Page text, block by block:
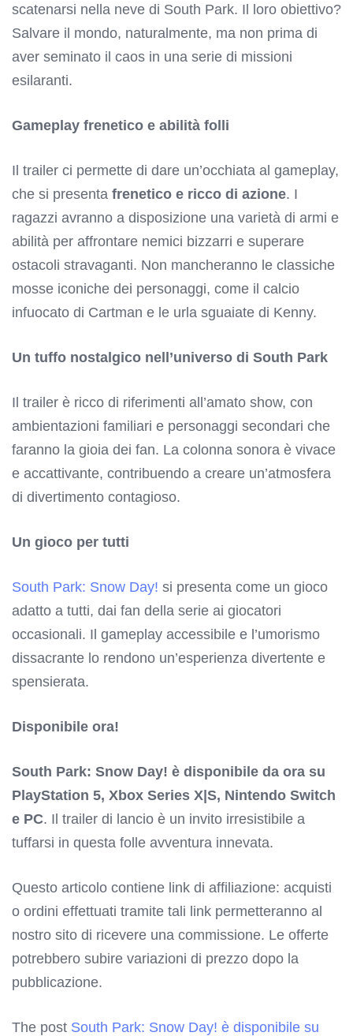
scatenarsi nella neve di South Park. Il loro obiettivo?
Salvare il mondo, naturalmente, ma non prima di
aver seminato il caos in una serie di missioni
esilaranti.
Gameplay frenetico e abilità folli
Il trailer ci permette di dare un’occhiata al gameplay,
che si presenta frenetico e ricco di azione. I
ragazzi avranno a disposizione una varietà di armi e
abilità per affrontare nemici bizzarri e superare
ostacoli stravaganti. Non mancheranno le classiche
mosse iconiche dei personaggi, come il calcio
infuocato di Cartman e le urla sguaiate di Kenny.
Un tuffo nostalgico nell’universo di South Park
Il trailer è ricco di riferimenti all’amato show, con
ambientazioni familiari e personaggi secondari che
faranno la gioia dei fan. La colonna sonora è vivace
e accattivante, contribuendo a creare un’atmosfera
di divertimento contagioso.
Un gioco per tutti
South Park: Snow Day! si presenta come un gioco
adatto a tutti, dai fan della serie ai giocatori
occasionali. Il gameplay accessibile e l’umorismo
dissacrante lo rendono un’esperienza divertente e
spensierata.
Disponibile ora!
South Park: Snow Day! è disponibile da ora su
PlayStation 5, Xbox Series X|S, Nintendo Switch
e PC. Il trailer di lancio è un invito irresistibile a
tuffarsi in questa folle avventura innevata.
Questo articolo contiene link di affiliazione: acquisti
o ordini effettuati tramite tali link permetteranno al
nostro sito di ricevere una commissione. Le offerte
potrebbero subire variazioni di prezzo dopo la
pubblicazione.
The post South Park: Snow Day! è disponibile su